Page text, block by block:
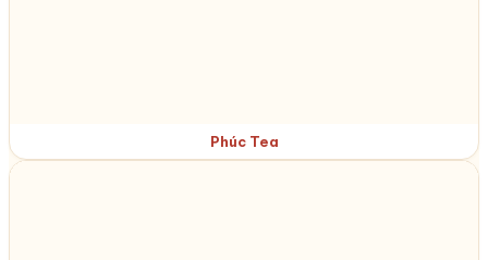
Phúc Tea